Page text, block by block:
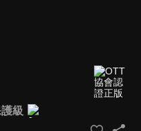
級